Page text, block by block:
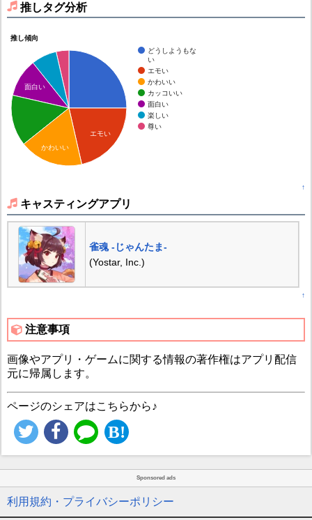
推しタグ分析
推し傾向
どうしようもな
い
エモい
かわいい
カッコいい
面白い
楽しい
尊い
エモい
面白い
かわいい
↑
キャスティングアプリ
雀魂 -じゃんたま-
(Yostar, Inc.)
↑
注意事項
画像やアプリ・ゲームに関する情報の著作権はアプリ配信
元に帰属します。
ページのシェアはこちらから♪
Sponsored ads
利用規約・プライバシーポリシー